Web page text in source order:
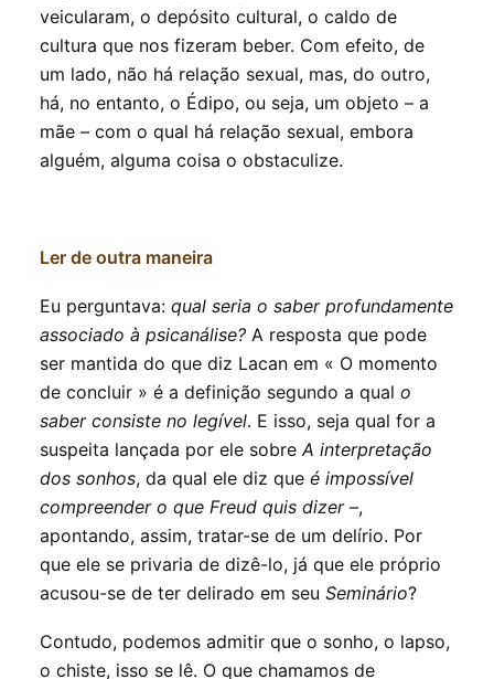
veicularam, o depósito cultural, o caldo de
cultura que nos fizeram beber. Com efeito, de
um lado, não há relação sexual, mas, do outro,
há, no entanto, o Édipo, ou seja, um objeto – a
mãe – com o qual há relação sexual, embora
alguém, alguma coisa o obstaculize.
Ler de outra maneira
Eu perguntava: qual seria o saber profundamente
associado à psicanálise? A resposta que pode
ser mantida do que diz Lacan em « O momento
de concluir » é a definição segundo a qual o
saber consiste no legível. E isso, seja qual for a
suspeita lançada por ele sobreA interpretação
dos sonhos, da qual ele diz que é impossível
compreender o que Freud quis dizer–,
apontando, assim, tratar-se de um delírio. Por
que ele se privaria de dizê-lo, já que ele próprio
acusou-se de ter delirado em seu Seminário?
Contudo, podemos admitir que o sonho, o lapso,
o chiste, isso se lê. O que chamamos de